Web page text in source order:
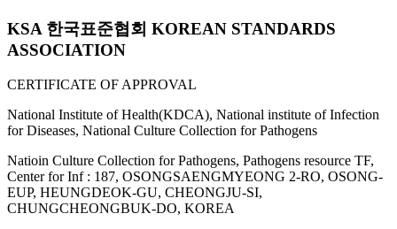
KSA 한국표준협회 KOREAN STANDARDS
ASSOCIATION
CERTIFICATE OF APPROVAL
National Institute of Health(KDCA), National institute of Infection
for Diseases, National Culture Collection for Pathogens
Natioin Culture Collection for Pathogens, Pathogens resource TF,
Center for Inf : 187, OSONGSAENGMYEONG 2-RO, OSONG-
EUP, HEUNGDEOK-GU, CHEONGJU-SI,
CHUNGCHEONGBUK-DO, KOREA